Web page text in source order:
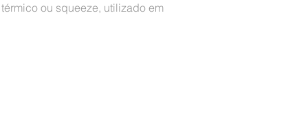
ou squeeze, utilizado em